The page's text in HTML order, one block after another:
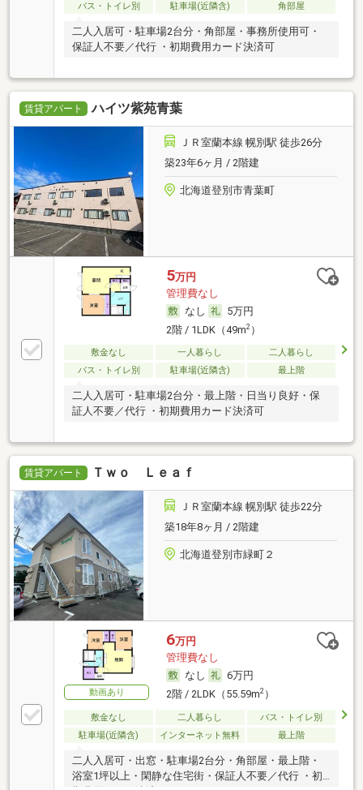
バス・トイレ別
駐車場(近隣含) 角部屋
二人入居可・駐車場2台分・角部屋・事務所使用可・
保証人不要／代行 ・初期費用カード決済可
賃貸アパート ハイツ紫苑青葉
ＪＲ室蘭本線 幌別駅 徒歩26分
築23年6ヶ月 / 2階建
北海道登別市青葉町
5万円
管理費なし
なし
5万円
2階 / 1LDK（49m2）
敷金なし 一人暮らし
二人暮らし
バス・トイレ別
駐車場(近隣含) 最上階
二人入居可・駐車場2台分・最上階・日当り良好・保
証人不要／代行 ・初期費用カード決済可
賃貸アパート Ｔｗｏ Ｌｅａｆ
ＪＲ室蘭本線 幌別駅 徒歩22分
築18年8ヶ月 / 2階建
北海道登別市緑町２
動画あり
6万円
管理費なし
なし
6万円
2階 / 2LDK（55.59m2）
敷金なし 二人暮らし
バス・トイレ別
駐車場(近隣含)
インターネット無料 最上階
二人入居可・出窓・駐車場2台分・角部屋・最上階・
浴室1坪以上・閑静な住宅街・保証人不要／代行 ・初